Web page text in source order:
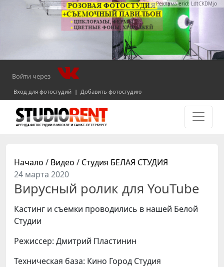
Реклама erid: LdtCKDMjo
Войти через
Вход для фотостудий | Добавить фотостудию
Начало / Видео / Студия БЕЛАЯ СТУДИЯ
24 марта 2020
Вирусный ролик для YouTube
Кастинг и съемки проводились в нашей Белой
Студии
Режиссер: Дмитрий Пластинин
Техническая база: Кино Город Студия